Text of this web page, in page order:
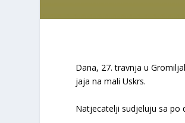
Dana, 27. travnja u
jaja na mali Uskrs.
Natjecatelji sudjeluju sa po